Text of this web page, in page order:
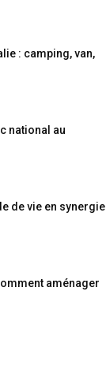
: camping, van,
national au
de vie en synergie
aménager